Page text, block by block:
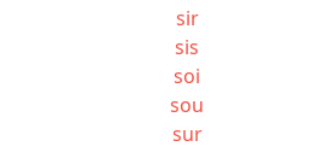
sir
sis
soi
sou
sur